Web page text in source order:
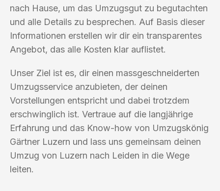
nach Hause, um das Umzugsgut zu begutachten
und alle Details zu besprechen. Auf Basis dieser
Informationen erstellen wir dir ein transparentes
Angebot, das alle Kosten klar auflistet.
Unser Ziel ist es, dir einen massgeschneiderten
Umzugsservice anzubieten, der deinen
Vorstellungen entspricht und dabei trotzdem
erschwinglich ist. Vertraue auf die langjährige
Erfahrung und das Know-how von Umzugskönig
Gärtner Luzern und lass uns gemeinsam deinen
Umzug von Luzern nach Leiden in die Wege
leiten.